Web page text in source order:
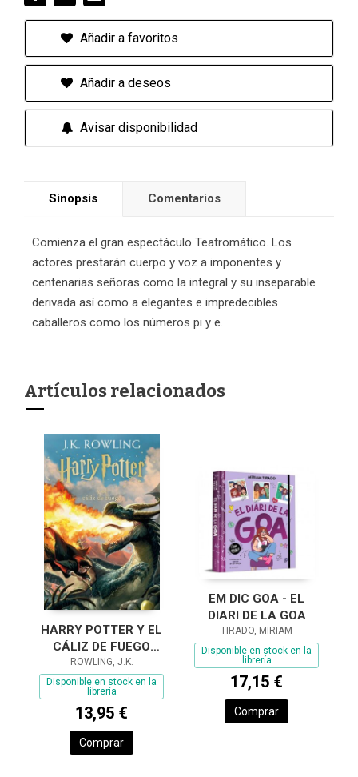
Añadir a favoritos
Añadir a deseos
Avisar disponibilidad
Sinopsis Comentarios
Comienza el gran espectáculo Teatromático. Los
actores prestarán cuerpo y voz a imponentes y
centenarias señoras como la integral y su inseparable
derivada así como a elegantes e impredecibles
caballeros como los números pi y e.
Artículos relacionados
HARRY POTTER Y EL
CÁLIZ DE FUEGO
(HARRY POTTER
[EDICIÓN CON LA
PORTADA
ILUSTRADA
ROWLING, J.K.
Disponible en stock en la
librería
13,95 €
Comprar
EM DIC GOA - EL
DIARI DE LA GOA
TIRADO, MIRIAM
Disponible en stock en la
librería
17,15 €
Comprar